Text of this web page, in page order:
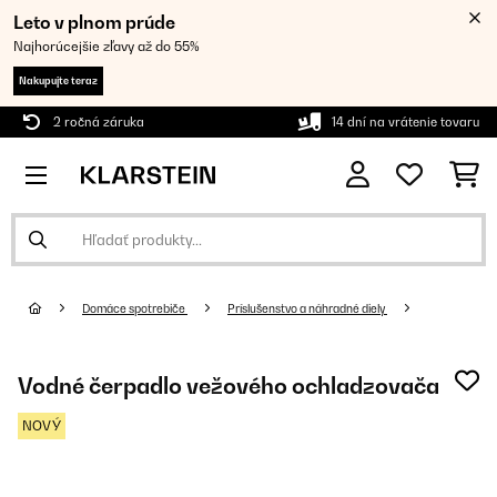
Leto v plnom prúde
Najhorúcejšie zľavy až do 55%
Nakupujte teraz
2 ročná záruka 14 dní na vrátenie tovaru
Domáce spotrebiče Príslušenstvo a náhradné diely
Vodné čerpadlo vežového ochladzovača
NOVÝ